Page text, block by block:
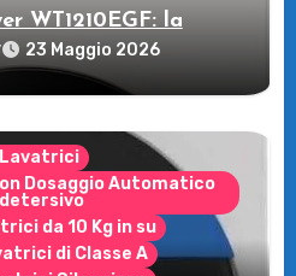
WT1210EGF: la
per il tuo bucato!
23 Maggio 2026
Lavatrici
Dosaggio Automatico
da 10 Kg in su
di Classe A